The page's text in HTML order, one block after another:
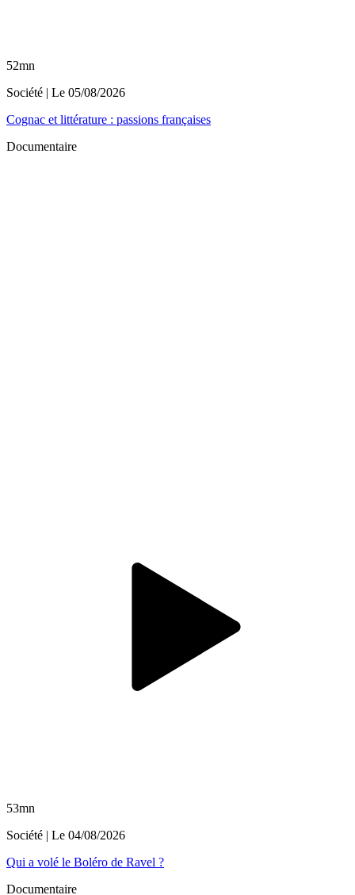
52mn
Société | Le 05/08/2026
Cognac et littérature : passions françaises
Documentaire
53mn
Société | Le 04/08/2026
Qui a volé le Boléro de Ravel ?
Documentaire